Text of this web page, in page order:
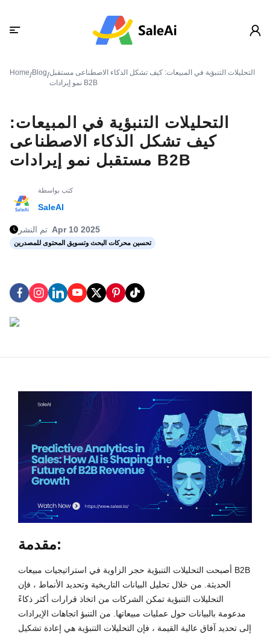
Home/Blog/التحليلات التنبؤية في المبيعات: كيف تشكل الذكاء الاصطناعى مستقبل
نمو إيرادات B2B
التحليلات التنبؤية في المبيعات:
كيف تشكل الذكاء الاصطناعى
مستقبل نمو إيرادات B2B
كتب بواسطة
SaleAI
تم النشر Apr 10 2025
تحسين محركات البحث وتسويق المحتوى للمصدرين
مقدمة:
أصبحت التحليلات التنبؤية حجر الزاوية في استراتيجيات مبيعات B2B
الحديثة. من خلال تحليل البيانات التاريخية وتحديد الأنماط ، فإن
التحليلات التنبؤية تمكن الشركات من اتخاذ قرارات أكثر ذكاءً
مدعومة بالبيانات حول عمليات مبيعاتها. من التنبؤ اتجاهات الإيرادات
إلى تحديد آفاق عالية القيمة ، فإن التحليلات التنبؤية هي إعادة تشكيل